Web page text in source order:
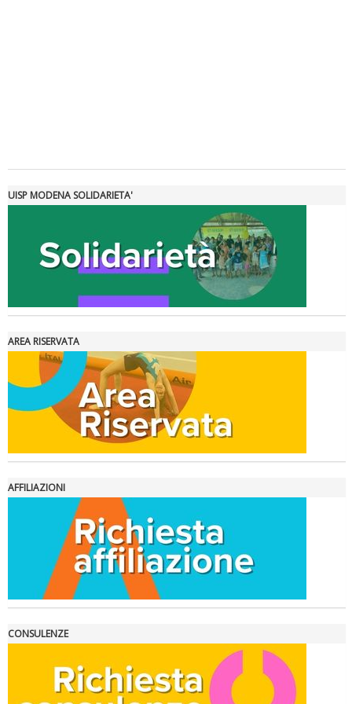
Tiziano Pesce a Radio InBlu2000 traccia il bilancio della stagione
Ddl Lobby, Uisp: “Il Parlamento valorizzi le nostre specificità"
UISP MODENA SOLIDARIETA'
AREA RISERVATA
AFFILIAZIONI
CONSULENZE